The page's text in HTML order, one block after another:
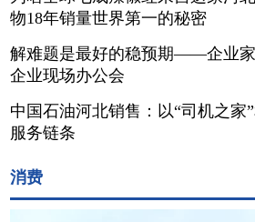
物18年销量世界第一的秘密
解难题是最好的稳预期——企业
企业现场办公会
中国石油河北销售：以“司机之家
服务链条
消费